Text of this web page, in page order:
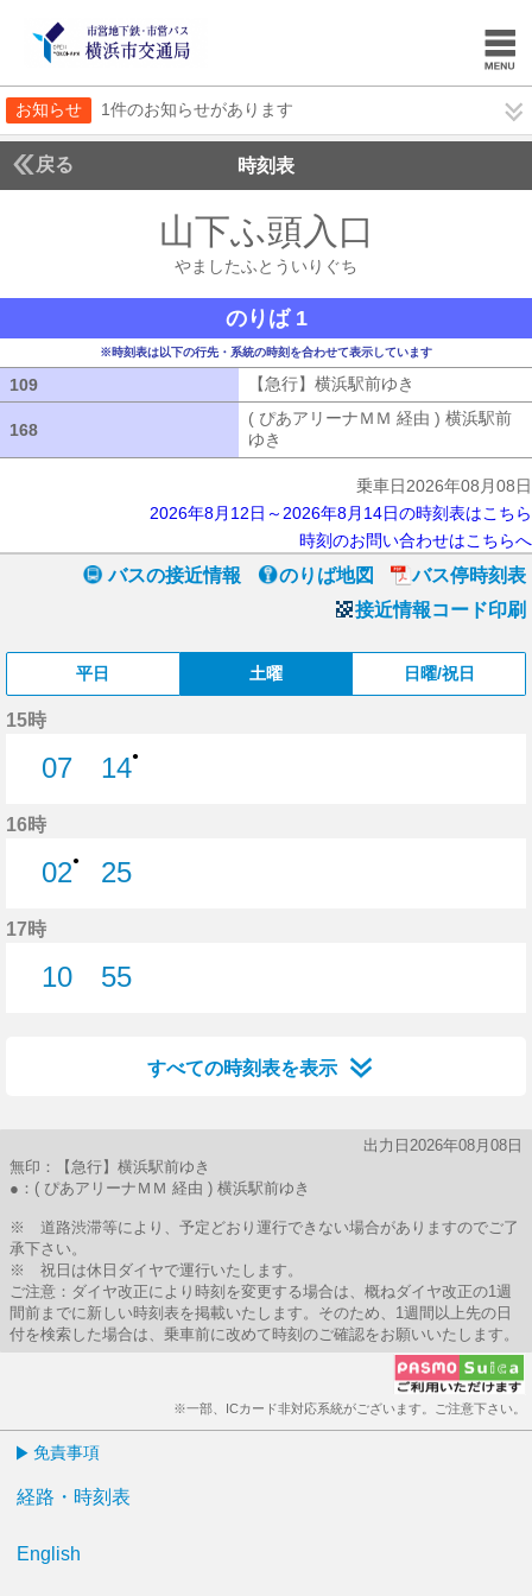
お知らせ 1件のお知らせがあります
戻る 時刻表
山下ふ頭入口
やましたふとういりぐち
のりば 1
※時刻表は以下の行先・系統の時刻を合わせて表示しています
109 【急行】横浜駅前ゆき
168
( ぴあアリーナＭＭ 経由 ) 横浜駅前
ゆき
乗車日2026年08月08日
2026年8月12日～2026年8月14日の時刻表はこちら
時刻のお問い合わせはこちらへ
バスの接近情報 のりば地図
バス停時刻表
接近情報コード印刷
平日 土曜 日曜/祝日
15時
07
14●
16時
02●
25
17時
10
55
すべての時刻表を表示
出力日2026年08月08日
無印：【急行】横浜駅前ゆき
●：( ぴあアリーナＭＭ 経由 ) 横浜駅前ゆき
※ 道路渋滞等により、予定どおり運行できない場合がありますのでご了
承下さい。
※ 祝日は休日ダイヤで運行いたします。
ご注意：ダイヤ改正により時刻を変更する場合は、概ねダイヤ改正の1週
間前までに新しい時刻表を掲載いたします。そのため、1週間以上先の日
付を検索した場合は、乗車前に改めて時刻のご確認をお願いいたします。
※一部、ICカード非対応系統がございます。ご注意下さい。
免責事項
経路・時刻表
English